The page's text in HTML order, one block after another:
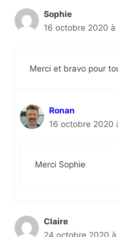
Sophie
16 octobre 2020 à
Merci et bravo pour
Ronan
16 octobre 2020
Merci Sophie
Claire